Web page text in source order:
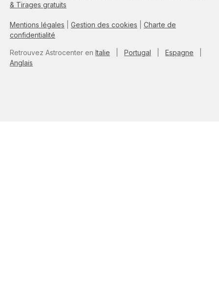
& Tirages gratuits
Mentions légales Gestion des cookies
Charte de
confidentialité
Retrouvez Astrocenter en Italie Portugal Espagne
Anglais